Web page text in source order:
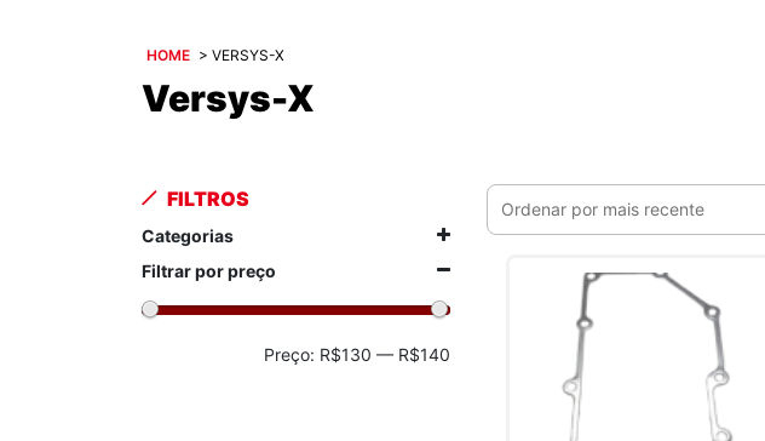
HOME > VERSYS-X
Versys-X
FILTROS
Categorias
Filtrar por preço
Preço: R$130 — R$140